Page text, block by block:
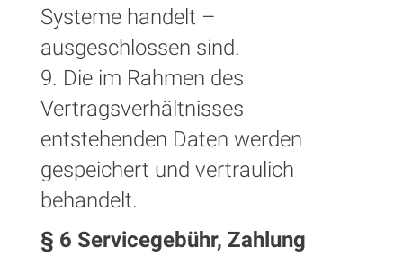
Systeme handelt –
ausgeschlossen sind.
9. Die im Rahmen des
Vertragsverhältnisses
entstehenden Daten werden
gespeichert und vertraulich
behandelt.
§ 6 Servicegebühr, Zahlung